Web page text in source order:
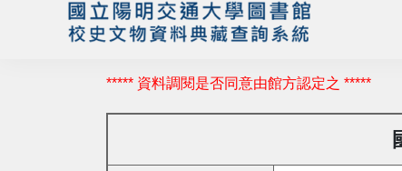
***** 資料調閱是否同意由館方認定之 *****